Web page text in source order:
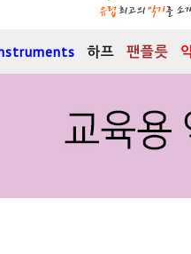
하프 팬플릇